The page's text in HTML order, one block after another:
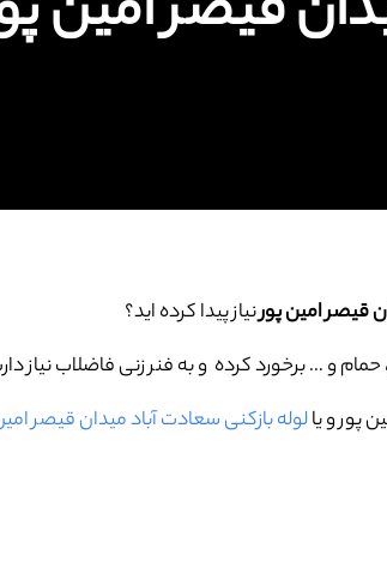
قیصر امین پورنیاز پیدا کرده اید؟
و … برخورد کرده و به فنر زنی فاضلاب نیاز
پور و یالوله بازکنی سعادت آباد میدان قیصر